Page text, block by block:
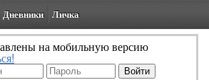
Дневники Личка
на мобильную версию